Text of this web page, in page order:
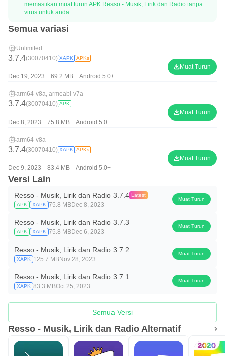
memastikan muat turun APK Resso - Musik, Lirik dan Radio tanpa
virus untuk anda.
Semua variasi
Unlimited
3.7.4(30070410) XAPK APKs
Dec 19, 2023 69.2 MB Android 5.0+
Muat Turun
arm64-v8a, armeabi-v7a
3.7.4(30070410) APK
Dec 8, 2023 75.8 MB Android 5.0+
Muat Turun
arm64-v8a
3.7.4(30070410) XAPK APKs
Dec 9, 2023 83.4 MB Android 5.0+
Muat Turun
Versi Lain
Resso - Musik, Lirik dan Radio 3.7.4 Latest
APK
XAPK 75.8 MBDec 8, 2023
Muat Turun
Resso - Musik, Lirik dan Radio 3.7.3
APK XAPK 75.8 MBDec 6, 2023
Muat Turun
Resso - Musik, Lirik dan Radio 3.7.2
XAPK 125.7 MBNov 28, 2023
Muat Turun
Resso - Musik, Lirik dan Radio 3.7.1
XAPK 83.3 MBOct 25, 2023
Muat Turun
Semua Versi
Resso - Musik, Lirik dan Radio Alternatif